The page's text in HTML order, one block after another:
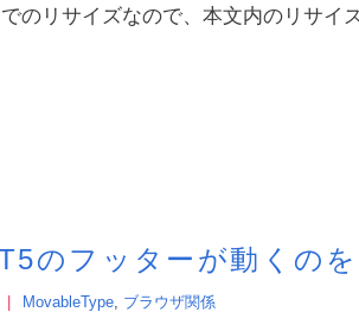
のリサイズなので、本文内のリサイ
のフッターが動くの
MovableType ブラウザ関係